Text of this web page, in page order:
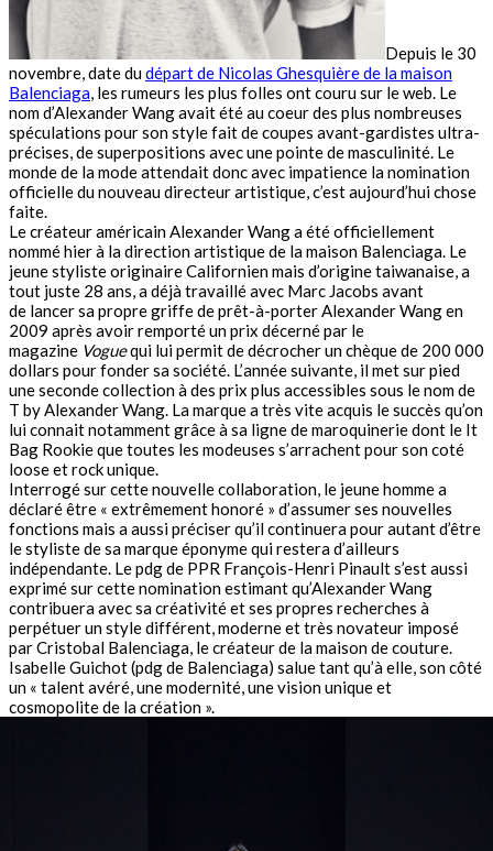
Depuis le 30
novembre, date dudépart de Nicolas Ghesquière de la maison
Balenciaga, les rumeurs les plus folles ont couru sur le web. Le
nom d’Alexander Wang avait été au coeur des plus nombreuses
spéculations pour son style fait de coupes avant-gardistes ultra-
précises, de superpositions avec une pointe de masculinité. Le
monde de la mode attendait donc avec impatience la nomination
officielle du nouveau directeur artistique, c’est aujourd’hui chose
faite.
Le créateur américain Alexander Wang a été officiellement
nommé hier à la direction artistique de la maison Balenciaga. Le
jeune styliste originaire Californien mais d’origine taiwanaise, a
tout juste 28 ans, a déjà travaillé avec Marc Jacobs avant
de lancer sa propre griffe de prêt-à-porter Alexander Wang en
2009 après avoir remporté un prix décerné par le
magazine Voguequi lui permit de décrocher un chèque de 200 000
dollars pour fonder sa société. L’année suivante, il met sur pied
une seconde collection à des prix plus accessibles sous le nom de
T by Alexander Wang. La marque a très vite acquis le succès qu’on
lui connait notamment grâce à sa ligne de maroquinerie dont le It
Bag Rookie que toutes les modeuses s’arrachent pour son coté
loose et rock unique.
Interrogé sur cette nouvelle collaboration, le jeune homme a
déclaré être « extrêmement honoré » d’assumer ses nouvelles
fonctions mais a aussi préciser qu’il continuera pour autant d’être
le styliste de sa marque éponyme qui restera d’ailleurs
indépendante. Le pdg de PPR François-Henri Pinault s’est aussi
exprimé sur cette nomination estimant qu’Alexander Wang
contribuera avec sa créativité et ses propres recherches à
perpétuer un style différent, moderne et très novateur imposé
par Cristobal Balenciaga, le créateur de la maison de couture.
Isabelle Guichot (pdg de Balenciaga) salue tant qu’à elle, son côté
un « talent avéré, une modernité, une vision unique et
cosmopolite de la création ».